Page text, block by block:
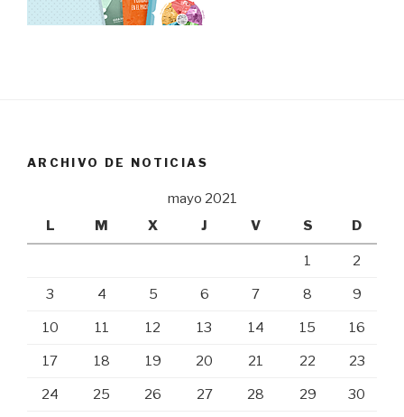
ARCHIVO DE NOTICIAS
mayo 2021
L
M X J V S D
1 2
3 4 5 6 7 8 9
10 11 12 13 14 15 16
17 18 19 20 21 22 23
24 25 26 27 28 29 30